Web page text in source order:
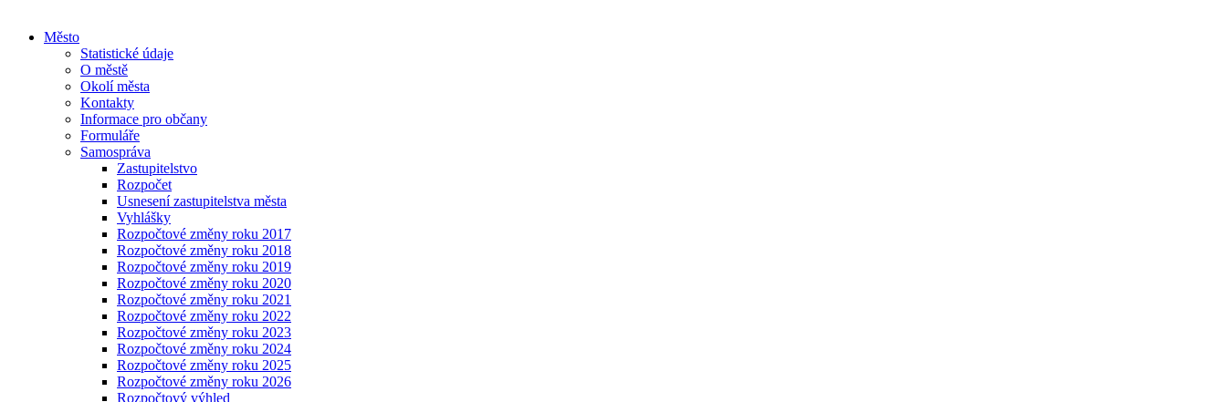
Město
Statistické údaje
O městě
Okolí města
Kontakty
Informace pro občany
Formuláře
Samospráva
Zastupitelstvo
Rozpočet
Usnesení zastupitelstva města
Vyhlášky
Rozpočtové změny roku 2017
Rozpočtové změny roku 2018
Rozpočtové změny roku 2019
Rozpočtové změny roku 2020
Rozpočtové změny roku 2021
Rozpočtové změny roku 2022
Rozpočtové změny roku 2023
Rozpočtové změny roku 2024
Rozpočtové změny roku 2025
Rozpočtové změny roku 2026
Rozpočtový výhled